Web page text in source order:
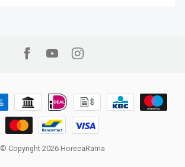
© Copyright 2026 HorecaRama